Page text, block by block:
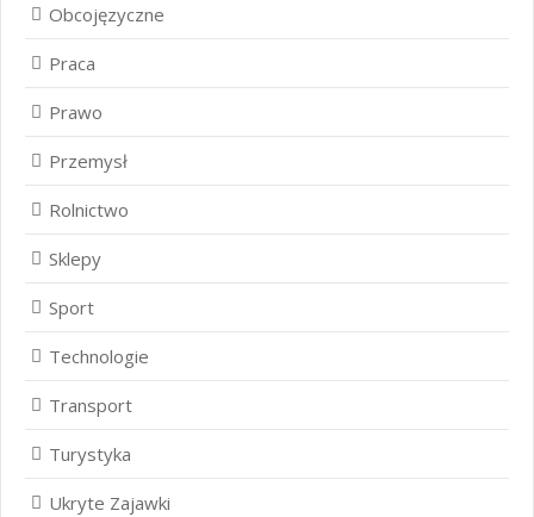
Obcojęzyczne
Praca
Prawo
Przemysł
Rolnictwo
Sklepy
Sport
Technologie
Transport
Turystyka
Ukryte Zajawki